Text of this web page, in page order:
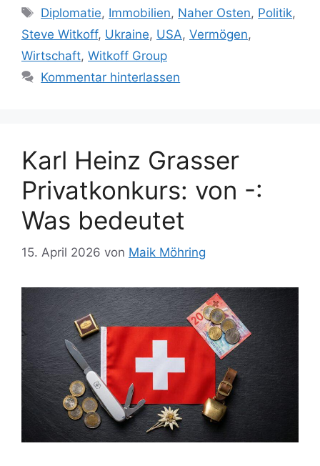
Schlagwörter
Diplomatie, Immobilien, Naher Osten, Politik,
Steve Witkoff, Ukraine, USA, Vermögen,
Wirtschaft, Witkoff Group
Kommentar hinterlassen
Karl Heinz Grasser
Privatkonkurs: von -:
Was bedeutet
15. April 2026 von Maik Möhring